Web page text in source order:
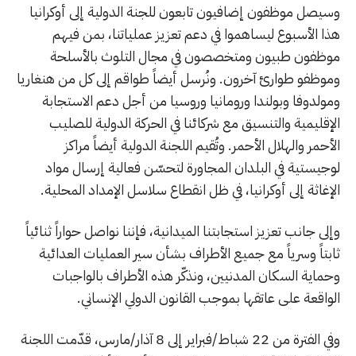
وسيصل موظفون إضافيون تابعون للجنة الدولية إلى أوكرانيا
هذا الأسبوع ليساهموا في دعم تعزيز عملياتنا، بمن فيهم
موظفون طبيون ومتخصصون في مجال التلوث بالأسلحة
وموظفو طوارئ آخرون. ونُرسل أيضاً طواقم إلى كل من هنغاريا
ومولدوفا وبولندا ورومانيا وروسيا من أجل دعم الاستجابة
الإقليمية والتنسيق مع شركائنا في الحركة الدولية للصليب
الأحمر والهلال الأحمر. وتُقيم اللجنة الدولية أيضاً مراكز
لوجيستية في البلدان المجاورة لتحسّن فعالية إرسال مواد
الإغاثة إلى أوكرانيا، في ظل انقطاع سلاسل الإمداد المحلية.
وإلى جانب تعزيز استجابتنا الميدانية، فإننا نواصل حواراً ثنائياً
ثابتاً وسرياً مع جميع الأطراف بشأن سير العمليات العدائية
وحماية السكان المدنيين، ونذكّر هذه الأطراف بالواجبات
الواقعة على عاتقها بموجب القانون الدولي الإنساني.
وفي الفترة من 22 شباط/فبراير إلى 8 آذار/مارس، قدّمت اللجنة